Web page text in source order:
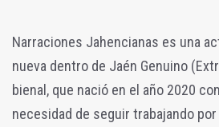
Narraciones Jahencianas es una
nueva dentro de Jaén Genuino
bienal, que nació en el año 2020
necesidad de seguir trabajando